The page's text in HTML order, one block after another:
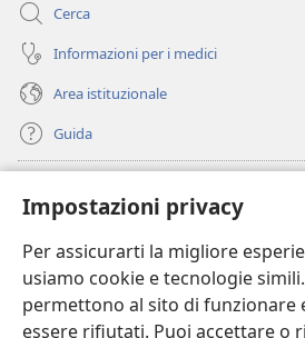
Impostazioni privacy
Per assicurarti la migliore
usiamo cookie e tecnologie
permettono al sito di funzionare
essere rifiutati. Puoi accettare o
Cerca
Informazioni per i medici
Area istituzionale
Guida
(apre
una
nuova
finestra)
BIBLIOTECA ONLINE Watchtower
(apre
una
nuova
finestra)
JW Hub
(apre
una